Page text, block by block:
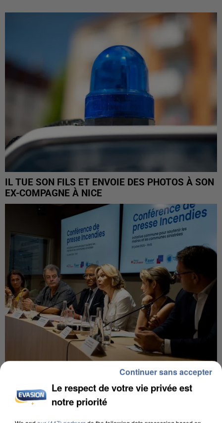
IL TUE SON FILS ET ENVOIE DES PHOTOS À SON
EX-COMPAGNE À NICE
INCENDIES : L’ÎLE-DE-FRANCE LANCE UN ÉLAN
DE SOLIDARITÉ AVEC LES...
Le respect de votre vie privée est
notre priorité
Continuer sans accepter